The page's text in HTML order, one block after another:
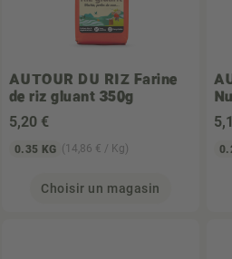
AUTOUR DU RIZ Farine
de riz gluant 350g
5,20 €
0.35 KG (14,86 € / Kg)
Choisir un magasin
5